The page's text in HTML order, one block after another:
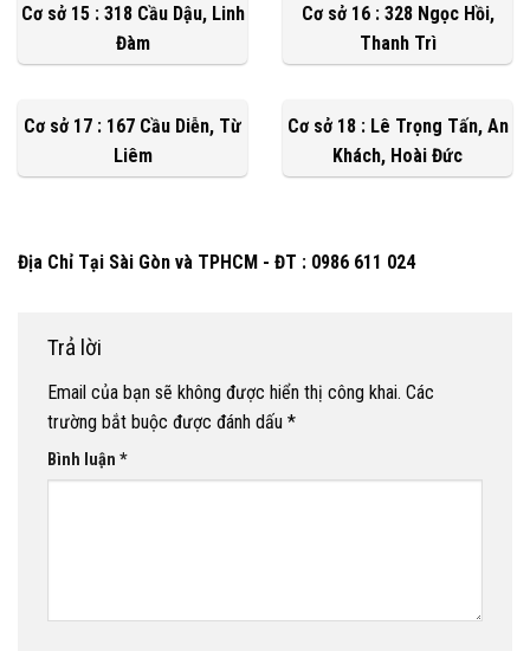
Cơ sở 15 : 318 Cầu Dậu, Linh
Đàm
Cơ sở 16 : 328 Ngọc Hồi,
Thanh Trì
Cơ sở 17 : 167 Cầu Diễn, Từ
Liêm
Cơ sở 18 : Lê Trọng Tấn, An
Khách, Hoài Đức
Địa Chỉ Tại Sài Gòn và TPHCM - ĐT : 0986 611 024
Trả lời
Email của bạn sẽ không được hiển thị công khai. Các
trường bắt buộc được đánh dấu *
Bình luận *